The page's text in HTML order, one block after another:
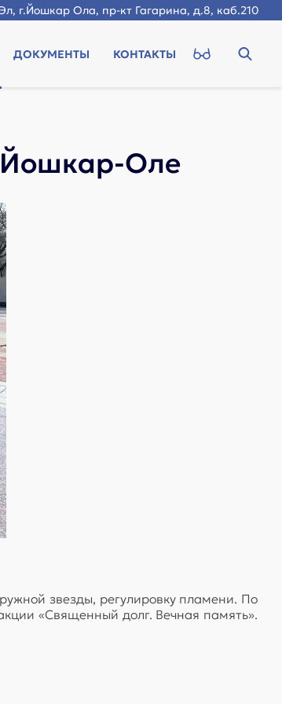
г.Йошкар Ола, пр-кт Гагарина, д.8, каб.210
ДОКУМЕНТЫ КОНТАКТЫ
Йошкар-Оле
звезды, регулировку пламени. По
«Священный долг. Вечная память».